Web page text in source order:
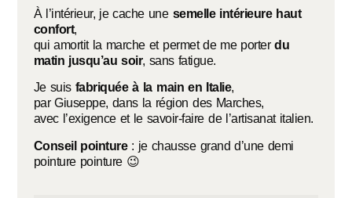
À l’intérieur, je cache une semelle intérieure haut
confort,
qui amortit la marche et permet de me porterdu
matin jusqu’au soir, sans fatigue.
Je suis fabriquée à la main en Italie,
par Giuseppe, dans la région des Marches,
avec l’exigence et le savoir-faire de l’artisanat italien.
Conseil pointure: je chausse grand d’une demi
pointure pointure 😉